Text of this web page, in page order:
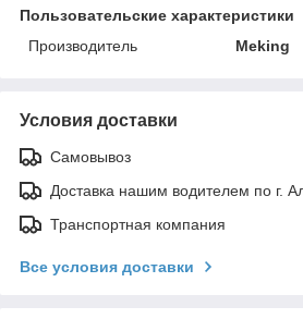
Пользовательские характеристики
Производитель
Meking
Условия доставки
Самовывоз
Доставка нашим водителем по г.
Транспортная компания
Все условия доставки